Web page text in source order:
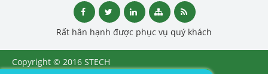
Rất hân hạnh được phục vụ quý khách
Copyright © 2016 STECH